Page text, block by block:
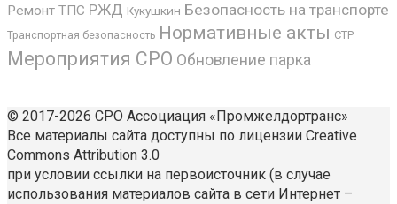
Ремонт ТПС РЖД Кукушкин Безопасность на транспорте
Транспортная безопасность Нормативные акты СТР
Мероприятия СРО Обновление парка
© 2017-2026 СРО Ассоциация «Промжелдортранс»
Все материалы сайта доступны по лицензии Creative
Commons Attribution 3.0
при условии ссылки на первоисточник (в случае
использования материалов сайта в сети Интернет –